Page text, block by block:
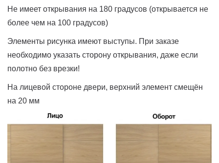
Не имеет открывания на 180 градусов (открывается не
более чем на 100 градусов)
Элементы рисунка имеют выступы. При заказе
необходимо указать сторону открывания, даже если
полотно без врезки!
На лицевой стороне двери, верхний элемент смещён
на 20 мм